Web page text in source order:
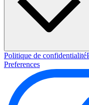
Politique de confidentialité
Preferences